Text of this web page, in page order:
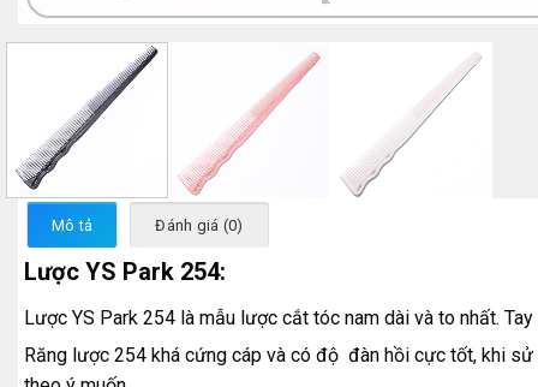
Mô tả Đánh giá (0)
Lược YS Park 254:
Lược YS Park 254 là mẫu lược cắt tóc nam dài và to nhất.
Răng lược 254 khá cứng cáp và có độ đàn hồi cực tốt, khi